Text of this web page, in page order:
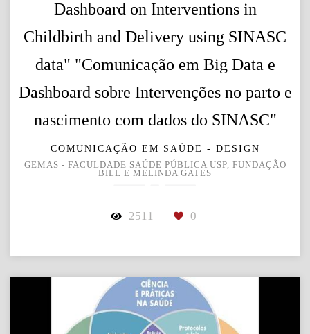
Dashboard on Interventions in
Childbirth and Delivery using SINASC
data" "Comunicação em Big Data e
Dashboard sobre Intervenções no parto e
nascimento com dados do SINASC"
COMUNICAÇÃO EM SAÚDE - DESIGN
GEMAS - FACULDADE SAÚDE PÚBLICA USP, FUNDAÇÃO
BILL E MELINDA GATES
2511 0